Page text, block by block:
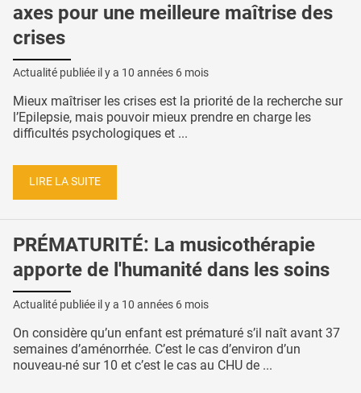
axes pour une meilleure maîtrise des
crises
Actualité publiée il y a 10 années 6 mois
Mieux maîtriser les crises est la priorité de la recherche sur
l’Epilepsie, mais pouvoir mieux prendre en charge les
difficultés psychologiques et ...
LIRE LA SUITE
PRÉMATURITÉ: La musicothérapie
apporte de l'humanité dans les soins
Actualité publiée il y a 10 années 6 mois
On considère qu’un enfant est prématuré s’il naît avant 37
semaines d’aménorrhée. C’est le cas d’environ d’un
nouveau-né sur 10 et c’est le cas au CHU de ...